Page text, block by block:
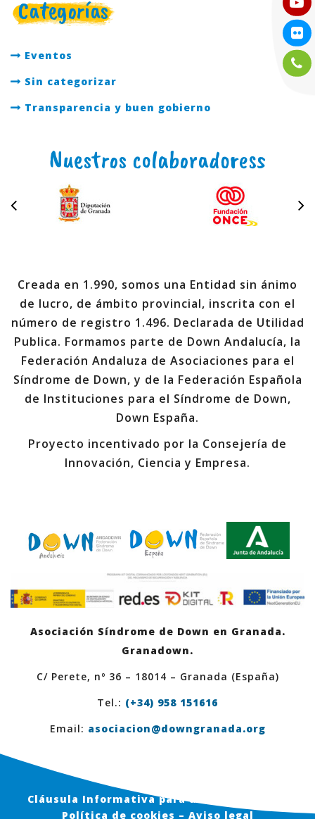
Categorías
Eventos
Sin categorizar
Transparencia y buen gobierno
Nuestros colaboradoress
Creada en 1.990, somos una Entidad sin ánimo
de lucro, de ámbito provincial, inscrita con el
número de registro 1.496. Declarada de Utilidad
Publica. Formamos parte de Down Andalucía, la
Federación Andaluza de Asociaciones para el
Síndrome de Down, y de la Federación Española
de Instituciones para el Síndrome de Down,
Down España.
Proyecto incentivado por la Consejería de
Innovación, Ciencia y Empresa.
Asociación Síndrome de Down en Granada.
Granadown.
C/ Perete, nº 36 – 18014 – Granada (España)
Tel.: (+34) 958 151616
Email: asociacion@downgranada.org
Cláusula Informativa para usuarios en Web
Política de cookies – Aviso legal